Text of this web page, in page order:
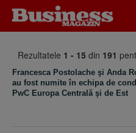
Rezultatele 1 - 15 din 191
Francesca Postolache şi Anda
au fost numite în echipa de
PwC Europa Centrală şi de Est